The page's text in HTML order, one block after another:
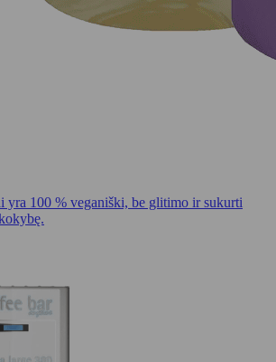
yra 100 % veganiški, be glitimo ir sukurti